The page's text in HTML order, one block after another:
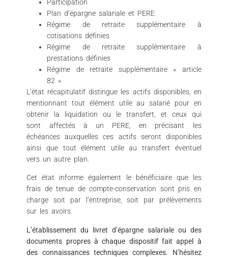
Participation
Plan d’épargne salariale et PERE
Régime de retraite supplémentaire à
cotisations définies
Régime de retraite supplémentaire à
prestations définies
Régime de retraite supplémentaire « article
82 »
L’état récapitulatif distingue les actifs disponibles, en
mentionnant tout élément utile au salarié pour en
obtenir la liquidation ou le transfert, et ceux qui
sont affectés à un PERE, en précisant les
échéances auxquelles ces actifs seront disponibles
ainsi que tout élément utile au transfert éventuel
vers un autre plan.
Cet état informe également le bénéficiaire que les
frais de tenue de compte-conservation sont pris en
charge soit par l’entreprise, soit par prélèvements
sur les avoirs.
L’établissement du livret d’épargne salariale ou des
documents propres à chaque dispositif fait appel à
des connaissances techniques complexes. N’hésitez